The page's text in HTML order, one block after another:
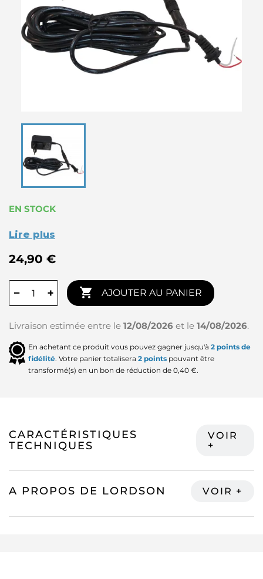
EN STOCK
Lire plus
24,90 €
− +  AJOUTER AU PANIER
Livraison estimée entre le 12/08/2026 et le 14/08/2026.
En achetant ce produit vous pouvez gagner jusqu'à 2 points de
fidélité. Votre panier totalisera 2 points pouvant être
transformé(s) en un bon de réduction de 0,40 €.
CARACTÉRISTIQUES
TECHNIQUES
A PROPOS DE LORDSON